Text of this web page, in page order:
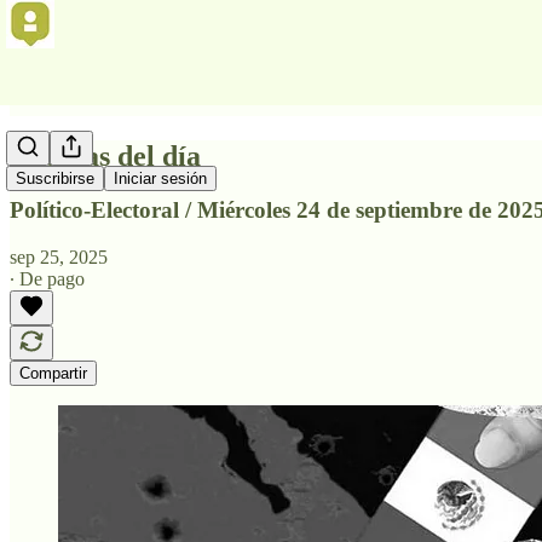
Suscribirse Iniciar sesión
Noticias del día
Político-Electoral / Miércoles 24 de septiembre de
sep 25, 2025
∙ De pago
Compartir